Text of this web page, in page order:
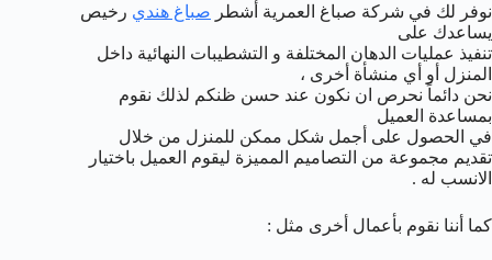
نوفر لك في شركة صباغ العمرية أشطر صباغ هندي رخيص
يساعدك على
تنفيذ عمليات الدهان المختلفة و التشطيبات النهائية داخل
المنزل أو أي منشأة أخرى ،
نحن دائماً نحرص ان نكون عند حسن ظنكم لذلك نقوم
بمساعدة العميل
في الحصول على أجمل شكل ممكن للمنزل من خلال
تقديم مجموعة من التصاميم المميزة ليقوم العميل باختيار
الانسب له .
كما أننا نقوم بأعمال أخرى مثل :